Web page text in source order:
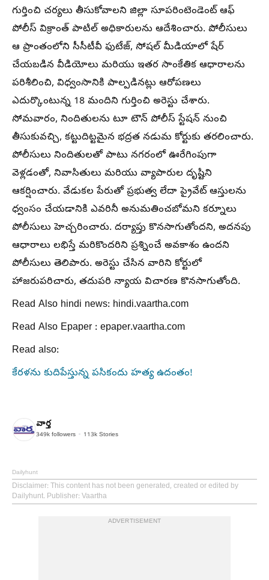
గుర్తించి చర్యలు తీసుకోవాలని జిల్లా సూపరింటెండెంట్ ఆఫ్
పోలీస్ విక్రాంత్ పాటిల్ అధికారులను ఆదేశించారు. పోలీసులు
ఆ ప్రాంతంలోని సీసీటీవీ ఫుటేజ్, సోషల్ మీడియాలో షేర్
చేయబడిన వీడియోలు మరియు ఇతర సాంకేతిక ఆధారాలను
పరిశీలించి, విధ్వంసానికి పాల్పడినట్లు ఆరోపణలు
ఎదుర్కొంటున్న 18 మందిని గుర్తించి అరెస్టు చేశారు.
సోమవారం, నిందితులను టూ టౌన్ పోలీస్ స్టేషన్ నుంచి
తీసుకువచ్చి, కట్టుదిట్టమైన భద్రత నడుమ కోర్టుకు తరలించారు.
పోలీసులు నిందితులతో పాటు నగరంలో ఊరేగింపుగా
వెళ్లడంతో, నివాసితులు మరియు వ్యాపారుల దృష్టిని
ఆకర్షించారు. వేడుకల పేరుతో ప్రభుత్వ లేదా ప్రైవేట్ ఆస్తులను
ధ్వంసం చేయడానికి ఎవరినీ అనుమతించబోమని కర్నూలు
పోలీసులు హెచ్చరించారు. దర్యాప్తు కొనసాగుతోందని, అదనపు
ఆధారాలు లభిస్తే మరికొందరిని ప్రశ్నించే అవకాశం ఉందని
పోలీసులు తెలిపారు. అరెస్టు చేసిన వారిని కోర్టులో
హాజరుపరిచారు, తదుపరి న్యాయ విచారణ కొనసాగుతోంది.
Read Also hindi news: hindi.vaartha.com
Read Also Epaper : epaper.vaartha.com
Read also:
కేరళను కుదిపేస్తున్న పసికందు హత్య ఉదంతం!
వార్త
349k followers 113k Stories
Dailyhunt
Disclaimer: This content has not been generated, created or edited by
Dailyhunt. Publisher: Vaartha
ADVERTISEMENT